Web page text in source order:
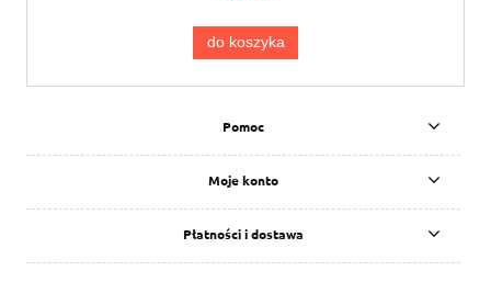
do koszyka
Pomoc
Moje konto
Płatności i dostawa